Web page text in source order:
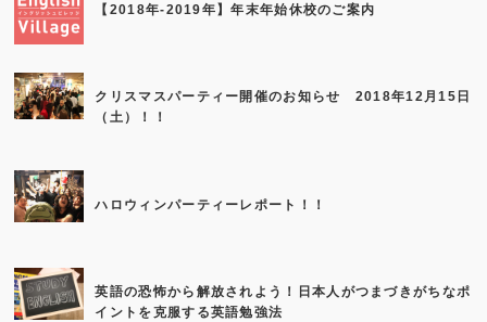
【2018年-2019年】年末年始休校のご案内
クリスマスパーティー開催のお知らせ 2018年12月15日
（土）！！
ハロウィンパーティーレポート！！
英語の恐怖から解放されよう！日本人がつまづきがちなポ
イントを克服する英語勉強法